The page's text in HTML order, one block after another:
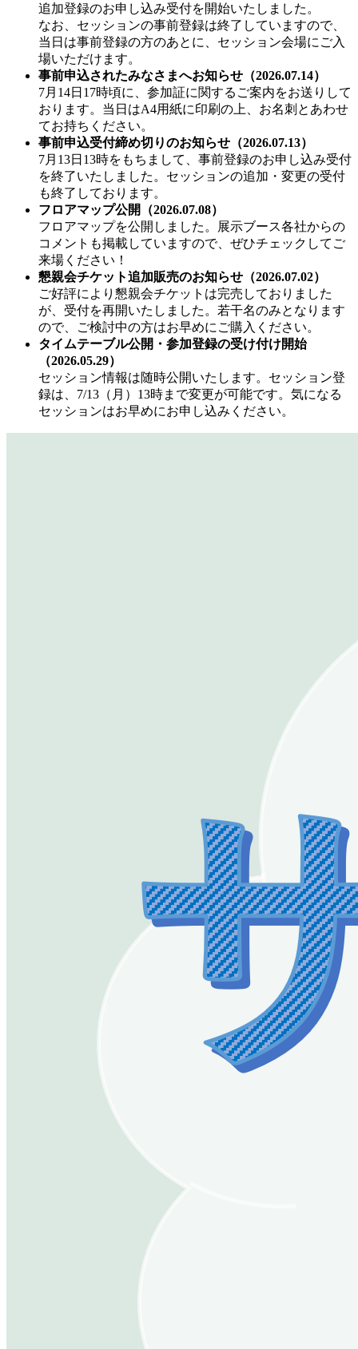
追加登録のお申し込み受付を開始いたしました。
なお、セッションの事前登録は終了していますので、
当日は事前登録の方のあとに、セッション会場にご入
場いただけます。
事前申込されたみなさまへお知らせ（2026.07.14）
7月14日17時頃に、参加証に関するご案内をお送りして
おります。当日はA4用紙に印刷の上、お名刺とあわせ
てお持ちください。
事前申込受付締め切りのお知らせ（2026.07.13）
7月13日13時をもちまして、事前登録のお申し込み受付
を終了いたしました。セッションの追加・変更の受付
も終了しております。
フロアマップ公開（2026.07.08）
フロアマップを公開しました。展示ブース各社からの
コメントも掲載していますので、ぜひチェックしてご
来場ください！
懇親会チケット追加販売のお知らせ（2026.07.02）
ご好評により懇親会チケットは完売しておりました
が、受付を再開いたしました。若干名のみとなります
ので、ご検討中の方はお早めにご購入ください。
タイムテーブル公開・参加登録の受け付け開始
（2026.05.29）
セッション情報は随時公開いたします。セッション登
録は、7/13（月）13時まで変更が可能です。気になる
セッションはお早めにお申し込みください。